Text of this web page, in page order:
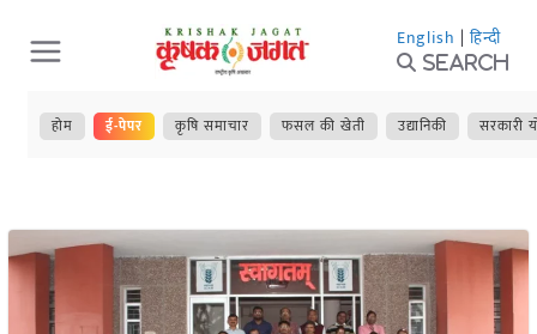
Skip
to
content
English | हिन्दी
Search
होम ई-पेपर कृषि समाचार फसल की खेती उद्यानिकी सरकारी